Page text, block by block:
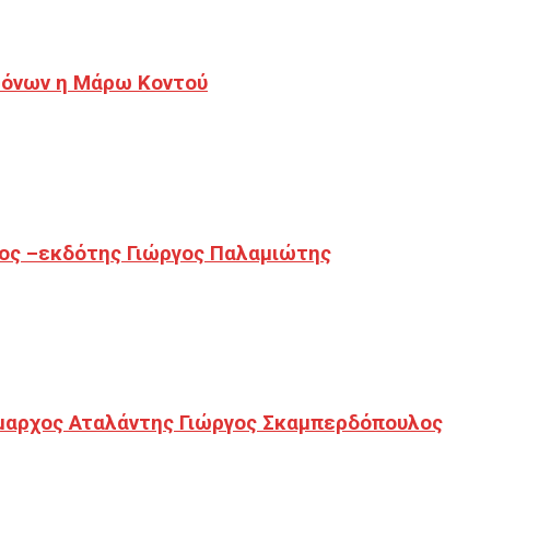
η Μάρω Κοντού
–εκδότης Γιώργος Παλαμιώτης
Αταλάντης Γιώργος Σκαμπερδόπουλος